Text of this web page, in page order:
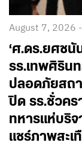
August 7, 2026
‘ศ.ดร.ยศชนั
รร.เทพศิริน
ปลอดภัยสถ
ปิด รร.ชั่วคร
ทหารแห่บริ
แชร์ภาพสะเ